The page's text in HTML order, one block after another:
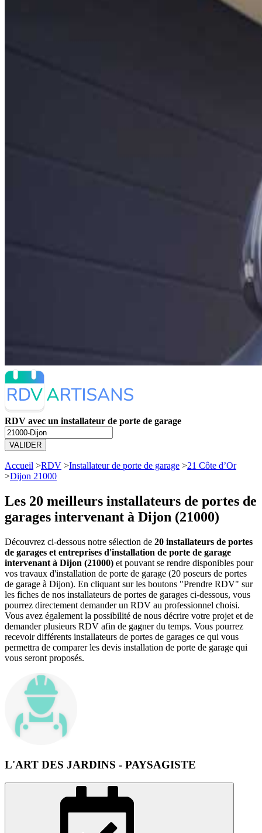
RDV avec un installateur de porte de garage
VALIDER
Accueil >RDV >Installateur de porte de garage >21 Côte d’Or
>Dijon 21000
Les 20 meilleurs installateurs de portes de
garages intervenant à Dijon (21000)
Découvrez ci-dessous notre sélection de 20 installateurs de portes
de garages et entreprises d'installation de porte de garage
intervenant à Dijon (21000) et pouvant se rendre disponibles pour
vos travaux d'installation de porte de garage (20 poseurs de portes
de garage à Dijon). En cliquant sur les boutons "Prendre RDV" sur
les fiches de nos installateurs de portes de garages ci-dessous, vous
pourrez directement demander un RDV au professionnel choisi.
Vous avez également la possibilité de nous décrire votre projet et de
demander plusieurs RDV afin de gagner du temps. Vous pourrez
recevoir différents installateurs de portes de garages ce qui vous
permettra de comparer les devis installation de porte de garage qui
vous seront proposés.
L'ART DES JARDINS - PAYSAGISTE